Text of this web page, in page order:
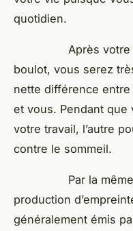
quotidien.
Après votre
boulot, vous serez
nette différence
et vous. Pendant que
votre travail, l’autre
contre le sommeil.
Par la même
production
généralement émis